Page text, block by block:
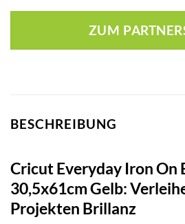
ZUM
BESCHREIBUNG
Cricut Everyday Iron On
30,5x61cm Gelb:
Projekten Brillanz